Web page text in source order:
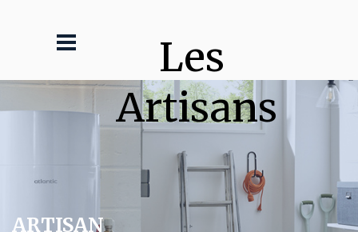
Les
Artisans
ARTISAN